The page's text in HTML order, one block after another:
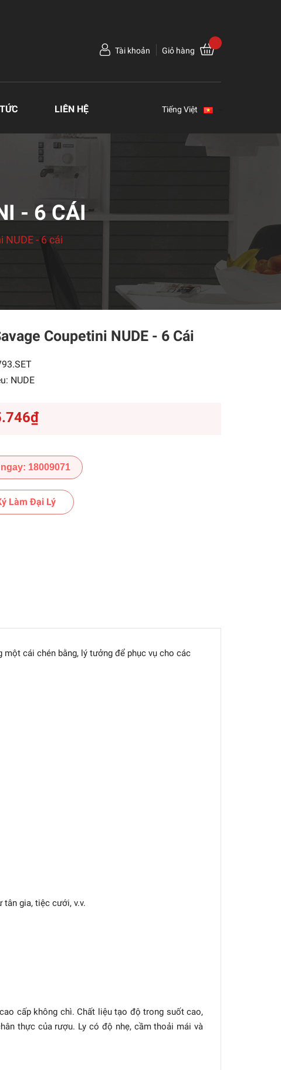
Tài khoản Giỏ hàng
LIÊN HỆ Tiếng Việt
- 6 CÁI
NUDE - 6 cái
Coupetini NUDE - 6 Cái
NUDE
18009071
Làm Đại Lý
một cái chén bằng, lý tưởng để phục vụ cho các
gia, tiệc cưới, v.v.
cấp không chì. Chất liệu tạo độ trong suốt cao,
thực của rượu. Ly có độ nhẹ, cầm thoải mái và